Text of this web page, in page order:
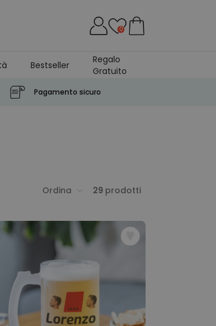
0
Bestseller
Regalo
Gratuito
Pagamento sicuro
Ordina 29 prodotti